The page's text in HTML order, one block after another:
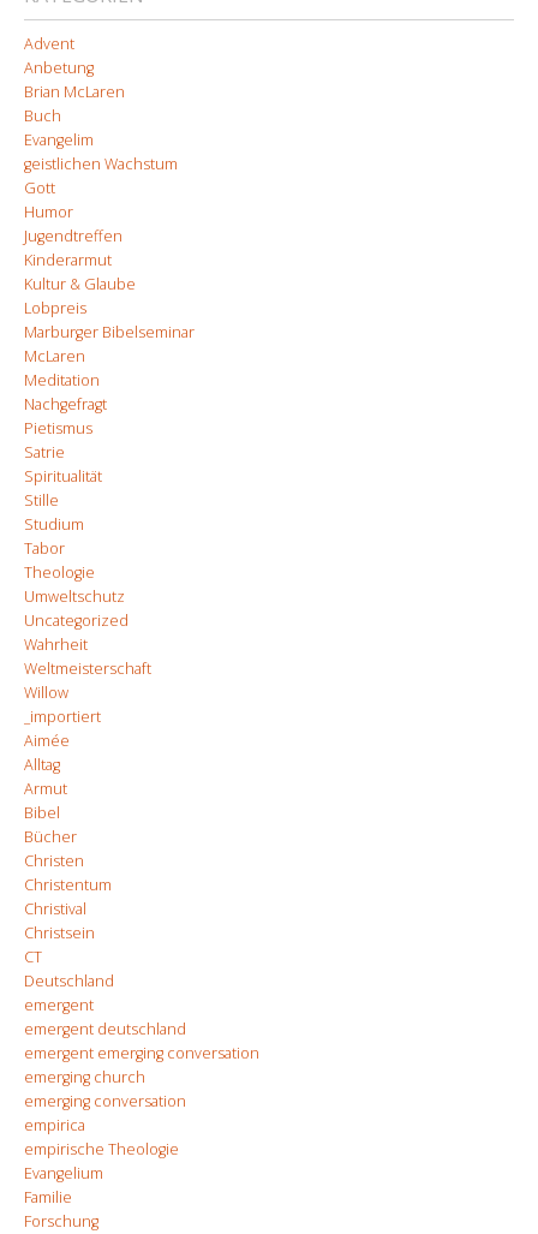
Advent
Anbetung
Brian McLaren
Buch
Evangelim
geistlichen Wachstum
Gott
Humor
Jugendtreffen
Kinderarmut
Kultur & Glaube
Lobpreis
Marburger Bibelseminar
McLaren
Meditation
Nachgefragt
Pietismus
Satrie
Spiritualität
Stille
Studium
Tabor
Theologie
Umweltschutz
Uncategorized
Wahrheit
Weltmeisterschaft
Willow
_importiert
Aimée
Alltag
Armut
Bibel
Bücher
Christen
Christentum
Christival
Christsein
CT
Deutschland
emergent
emergent deutschland
emergent emerging conversation
emerging church
emerging conversation
empirica
empirische Theologie
Evangelium
Familie
Forschung